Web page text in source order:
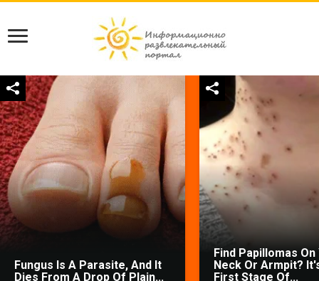
Fungus Is A Parasite, And It
Dies From A Drop Of Plain...
Find Papillomas On
Neck Or Armpit?
First Stage Of...